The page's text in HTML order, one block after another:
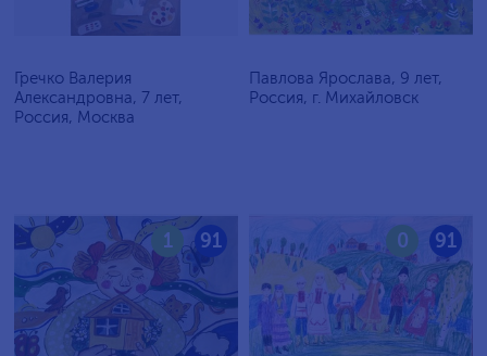
Гречко Валерия
Александровна, 7 лет,
Россия, Москва
Павлова Ярослава, 9 лет,
Россия, г. Михайловск
91
1 91
0